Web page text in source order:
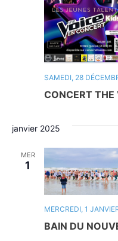
CONCERT THE
SAMEDI, 28
janvier 2025
MER
1
BAIN DU
MERCREDI, 1